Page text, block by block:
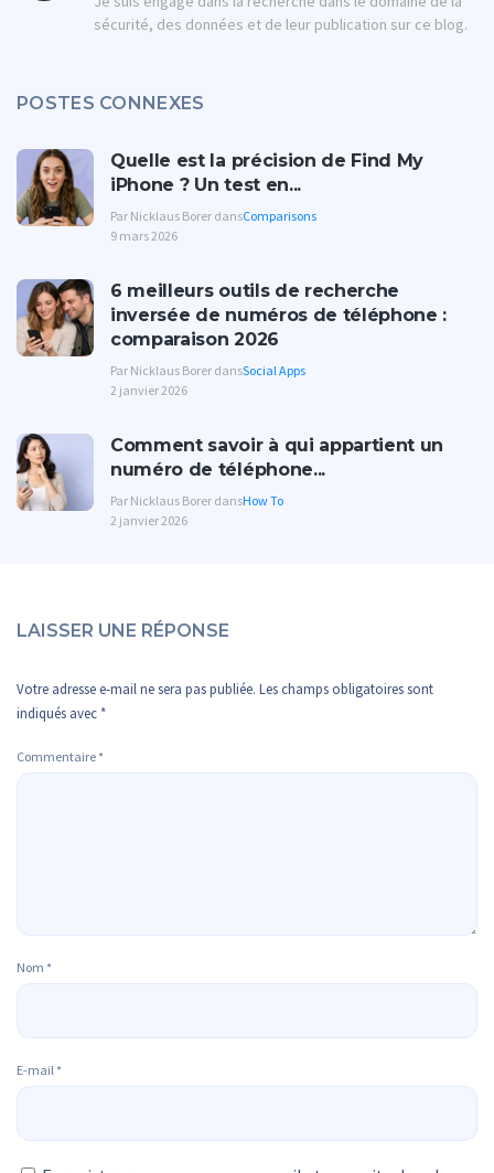
sécurité, des données et de leur publication sur ce blog.
POSTES CONNEXES
Quelle est la précision de Find My
iPhone ? Un test en...
Par Nicklaus Borer dansComparisons
9 mars 2026
6 meilleurs outils de recherche
inversée de numéros de téléphone :
comparaison 2026
Par Nicklaus Borer dansSocial Apps
2 janvier 2026
Comment savoir à qui appartient un
numéro de téléphone...
Par Nicklaus Borer dansHow To
2 janvier 2026
LAISSER UNE RÉPONSE
Votre adresse e-mail ne sera pas publiée. Les champs obligatoires sont
indiqués avec *
Commentaire *
Nom *
E-mail *